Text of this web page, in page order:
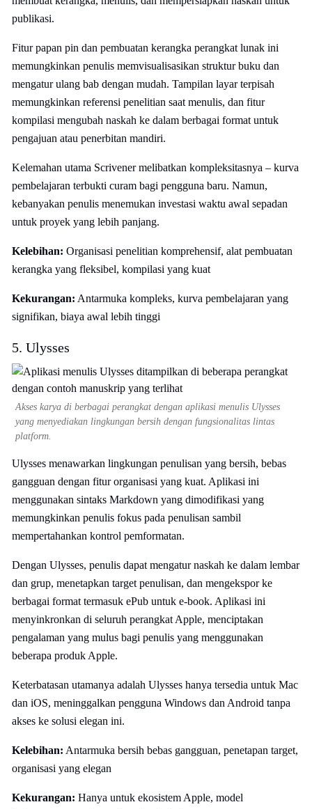
publikasi.
Fitur papan pin dan pembuatan kerangka perangkat lunak ini
memungkinkan penulis memvisualisasikan struktur buku dan
mengatur ulang bab dengan mudah. Tampilan layar terpisah
memungkinkan referensi penelitian saat menulis, dan fitur
kompilasi mengubah naskah ke dalam berbagai format untuk
pengajuan atau penerbitan mandiri.
Kelemahan utama Scrivener melibatkan kompleksitasnya – kurva
pembelajaran terbukti curam bagi pengguna baru. Namun,
kebanyakan penulis menemukan investasi waktu awal sepadan
untuk proyek yang lebih panjang.
Kelebihan: Organisasi penelitian komprehensif, alat pembuatan
kerangka yang fleksibel, kompilasi yang kuat
Kekurangan: Antarmuka kompleks, kurva pembelajaran yang
signifikan, biaya awal lebih tinggi
5. Ulysses
Akses karya di berbagai perangkat dengan aplikasi menulis Ulysses
yang menyediakan lingkungan bersih dengan fungsionalitas lintas
platform.
Ulysses menawarkan lingkungan penulisan yang bersih, bebas
gangguan dengan fitur organisasi yang kuat. Aplikasi ini
menggunakan sintaks Markdown yang dimodifikasi yang
memungkinkan penulis fokus pada penulisan sambil
mempertahankan kontrol pemformatan.
Dengan Ulysses, penulis dapat mengatur naskah ke dalam lembar
dan grup, menetapkan target penulisan, dan mengekspor ke
berbagai format termasuk ePub untuk e-book. Aplikasi ini
menyinkronkan di seluruh perangkat Apple, menciptakan
pengalaman yang mulus bagi penulis yang menggunakan
beberapa produk Apple.
Keterbatasan utamanya adalah Ulysses hanya tersedia untuk Mac
dan iOS, meninggalkan pengguna Windows dan Android tanpa
akses ke solusi elegan ini.
Kelebihan: Antarmuka bersih bebas gangguan, penetapan target,
organisasi yang elegan
Kekurangan: Hanya untuk ekosistem Apple, model